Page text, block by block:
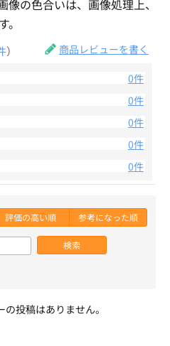
像の色合いは、画像処理上、
） 商品レビューを書く
0件
0件
0件
0件
0件
評価の高い順 参考になった順
検索
投稿はありません。